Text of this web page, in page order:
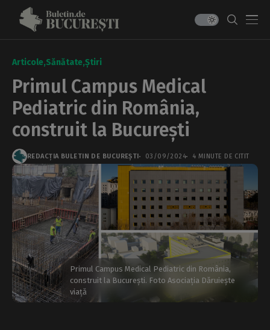
Articole Sănătate Știri
Primul Campus Medical
Pediatric din România,
construit la București
REDACȚIA BULETIN DE BUCUREȘTI 03/09/2024 4 MINUTE DE CITIT
Primul Campus Medical Pediatric din România,
construit la București. Foto Asociația Dăruiește
viață